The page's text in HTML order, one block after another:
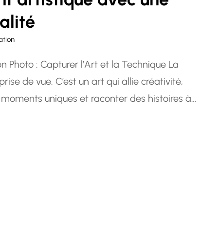
Photo : Capturer l’Art et la Technique La
de vue. C’est un art qui allie créativité,
uniques et raconter des histoires à